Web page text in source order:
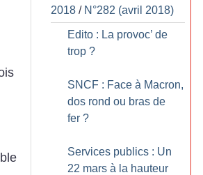
2018 / N°282 (avril 2018)
Edito : La provoc’ de
trop ?
SNCF : Face à Macron,
dos rond ou bras de
fer ?
Services publics : Un
22 mars à la hauteur